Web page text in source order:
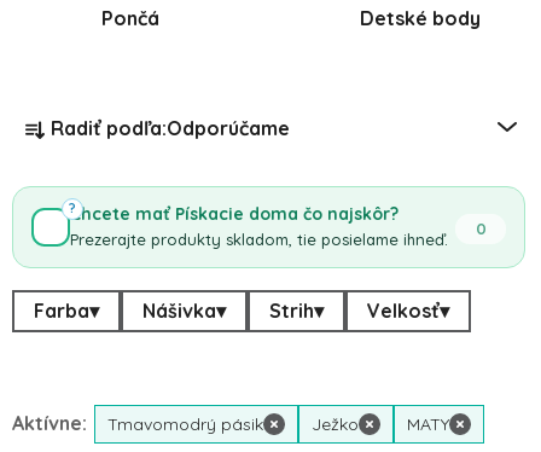
Pončá Detské body
Radenie produktov
Radiť podľa:Odporúčame
Chcete mať Pískacie doma čo najskôr?
Prezerajte produkty skladom, tie posielame ihneď.
0
?
Farba▾ Nášivka▾ Strih▾ Velkosť▾
Aktívne: Tmavomodrý pásik × Ježko × MATY ×